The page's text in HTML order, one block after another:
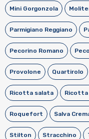
Mini Gorgonzola
Parmigiano Reggiano
Pecorino Romano
Provolone Quartirolo
Ricotta salata Ricotta
Roquefort Salva
Stilton Stracchino